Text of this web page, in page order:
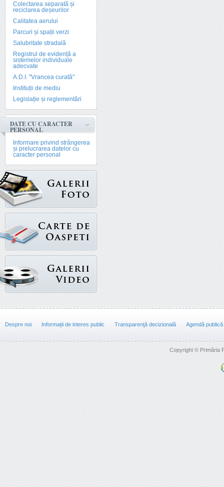
Colectarea separată și
reciclarea deșeurilor
Calitatea aerului
Parcuri și spații verzi
Salubritate stradală
Registrul de evidență a
sistemelor individuale
adecvate
A.D.I. "Vrancea curată"
Instituții de mediu
Legislație și reglementări
DATE CU CARACTER
PERSONAL
Informare privind strângerea
și prelucrarea datelor cu
caracter personal
Despre noi Informații de interes public Transparenţă decizională Agendă publică
Copyright © Primăria